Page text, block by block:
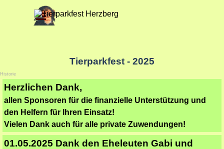
Direkt zum Seiteninhalt
Menü überspringen
Tierparkfest - 2025
Historie
Herzlichen Dank,
allen Sponsoren für die finanzielle Unterstützung und
den Helfern für Ihren Einsatz!
Vielen Dank auch für alle private Zuwendungen!
01.05.2025 Dank den Eheleuten Gabi und